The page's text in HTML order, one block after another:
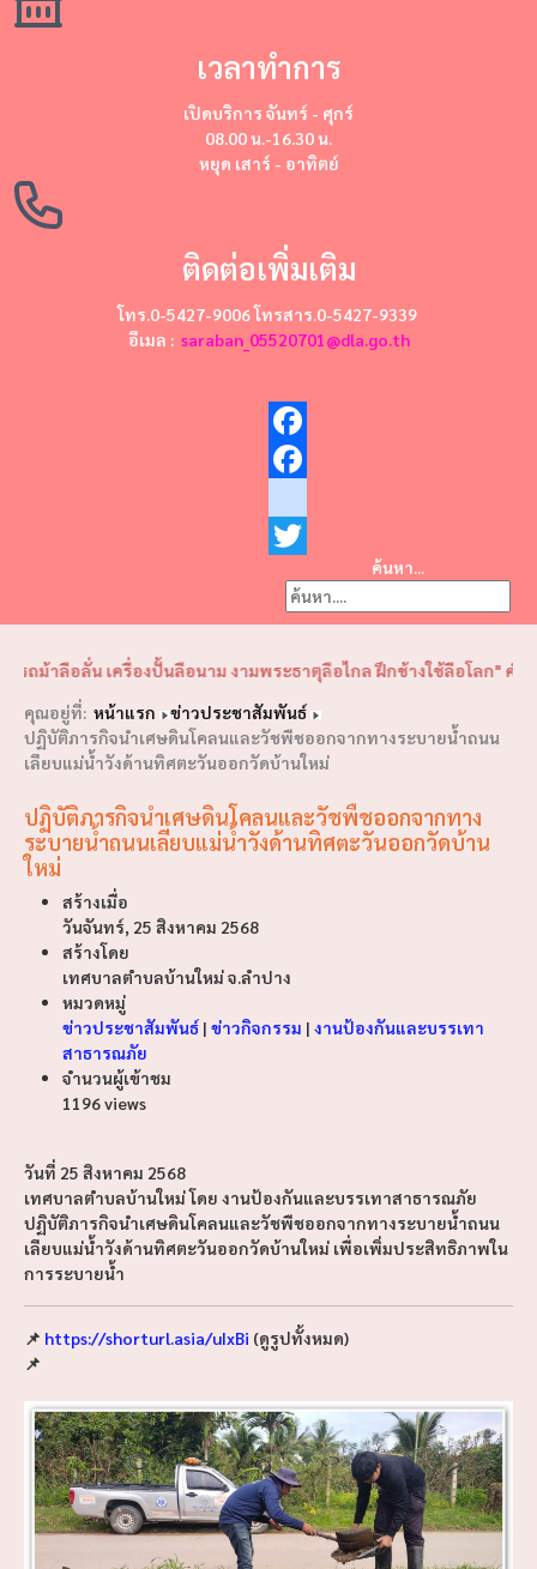
เวลาทำการ
เปิดบริการ จันทร์ - ศุกร์
08.00 น.-16.30 น.
หยุด เสาร์ - อาทิตย์
ติดต่อเพิ่มเติม
โทร.0-5427-9006 โทรสาร.0-5427-9339
อีเมล : saraban_05520701@dla.go.th
Twitter
ค้นหา...
ลือลั่น เครื่องปั้นลือนาม งามพระธาตุลือไกล ฝึกช้างใช้ลือโลก" คำขวัญ
คุณอยู่ที่: หน้าแรก
ข่าวประชาสัมพันธ์
ปฏิบัติภารกิจนำเศษดินโคลนและวัชพืชออกจากทางระบายน้ำถนน
เลียบแม่น้ำวังด้านทิศตะวันออกวัดบ้านใหม่
ปฏิบัติภารกิจนำเศษดินโคลนและวัชพืชออกจากทาง
ระบายน้ำถนนเลียบแม่น้ำวังด้านทิศตะวันออกวัดบ้าน
ใหม่
สร้างเมื่อ
วันจันทร์, 25 สิงหาคม 2568
สร้างโดย
เทศบาลตำบลบ้านใหม่ จ.ลำปาง
หมวดหมู่
ข่าวประชาสัมพันธ์ | ข่าวกิจกรรม | งานป้องกันและบรรเทา
สาธารณภัย
จำนวนผู้เข้าชม
1196 views
วันที่ 25 สิงหาคม 2568
เทศบาลตำบลบ้านใหม่ โดย งานป้องกันและบรรเทาสาธารณภัย
ปฏิบัติภารกิจนำเศษดินโคลนและวัชพืชออกจากทางระบายน้ำถนน
เลียบแม่น้ำวังด้านทิศตะวันออกวัดบ้านใหม่ เพื่อเพิ่มประสิทธิภาพใน
การระบายน้ำ
📌 https://shorturl.asia/uIxBi (ดูรูปทั้งหมด)
📌